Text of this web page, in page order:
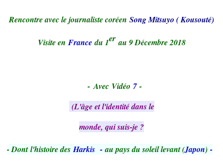
Rencontre avec le journaliste coréen Song Mitsuyo ( Kousouté)
Visite enFrance du 1er au 9 Décembre 2018
- Avec Vidéo 7-
(L'âge et l'identité dans le
monde, qui suis-je ?
- Dont l'histoire des Harkis -au pays du soleil levant (Japon)-